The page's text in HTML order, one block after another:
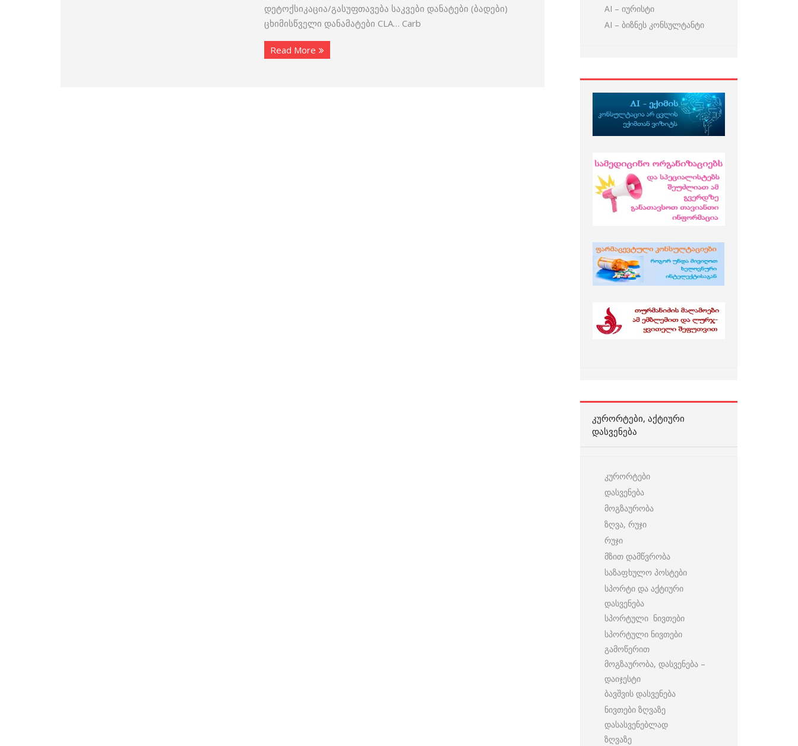
დეტოქსიკაცია/გასუფთავება საკვები დანატები (ბადები)
ცხიმისწველი დანამატები CLA… Carb
Read More
AI – იურისტი
AI – ბიზნეს კონსულტანტი
ᲙᲣᲠᲝᲠᲢᲔᲑᲘ, ᲐᲥᲢᲘᲣᲠᲘ
ᲓᲐᲡᲕᲔᲜᲔᲑᲐ
კურორტები
დასვენება
მოგზაურობა
ზღვა, რუჯი
რუჯი
მზით დამწვრობა
საზაფხულო პოსტები
სპორტი და აქტიური
დასვენება
სპორტული ნივთები
სპორტული ნივთები
გამოწერით
მოგზაურობა, დასვენება –
დაიჯესტი
ბავშვის დასვენება
ნივთები ზღვაზე
დასასვენებლად
ზღვაზე